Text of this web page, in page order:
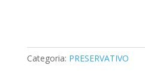
Categoria: PRESERVATIVO